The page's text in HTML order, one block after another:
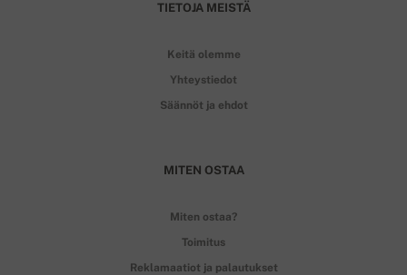
TIETOJA MEISTÄ
Keitä olemme
Yhteystiedot
Säännöt ja ehdot
MITEN OSTAA
Miten ostaa?
Toimitus
Reklamaatiot ja palautukset